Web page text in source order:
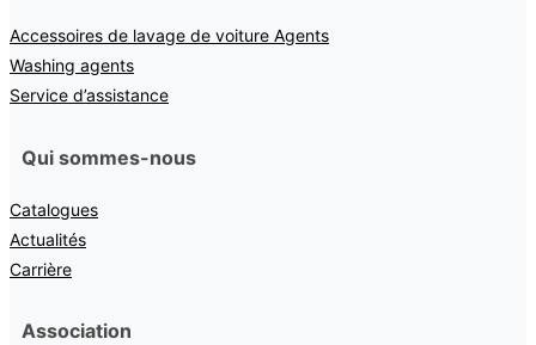
Accessoires de lavage de voiture Agents
Washing agents
Service d’assistance
Qui sommes-nous
Catalogues
Actualités
Carrière
Association